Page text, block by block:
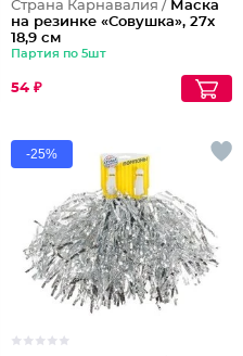
Страна Карнавалия / Маска
на резинке «Совушка», 27х
18,9 см
Партия по 5шт
54 ₽
-25%